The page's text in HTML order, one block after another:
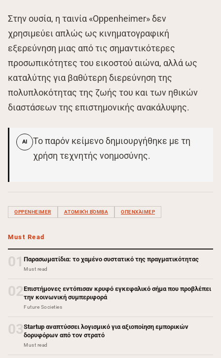
Στην ουσία, η ταινία «Oppenheimer» δεν
χρησιμεύει απλώς ως κινηματογραφική
εξερεύνηση μιας από τις σημαντικότερες
προσωπικότητες του εικοστού αιώνα, αλλά ως
καταλύτης για βαθύτερη διερεύνηση της
πολυπλοκότητας της ζωής του και των ηθικών
διαστάσεων της επιστημονικής ανακάλυψης.
AI
Το παρόν κείμενο δημιουργήθηκε με τη
χρήση τεχνητής νοημοσύνης.
OPPENHEIMER ΑΤΟΜΙΚΉ ΒΌΜΒΑ ΟΠΕΝΧΆΙΜΕΡ
Must Read
01 Παρασωματίδια: το χαμένο συστατικό της πραγματικότητας
Must read
02Επιστήμονες εντόπισαν κρυφό εγκεφαλικό σήμα που προβλέπει
την κοινωνική συμπεριφορά
Future Societies
03Startup αναπτύσσει λογισμικό για αξιοποίηση εμπορικών
δορυφόρων από τον στρατό
Must read